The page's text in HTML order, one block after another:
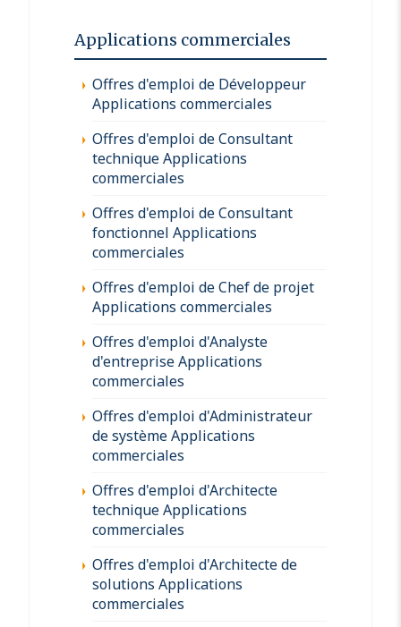
Applications commerciales
Offres d'emploi de Développeur
Applications commerciales
Offres d'emploi de Consultant
technique Applications
commerciales
Offres d'emploi de Consultant
fonctionnel Applications
commerciales
Offres d'emploi de Chef de projet
Applications commerciales
Offres d'emploi d'Analyste
d'entreprise Applications
commerciales
Offres d'emploi d'Administrateur
de système Applications
commerciales
Offres d'emploi d'Architecte
technique Applications
commerciales
Offres d'emploi d'Architecte de
solutions Applications
commerciales